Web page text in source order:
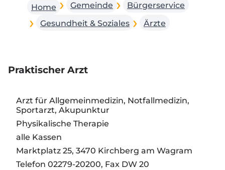
Home Gemeinde
Bürgerservice
Gesundheit & Soziales
Ärzte
Praktischer Arzt
Arzt für Allgemeinmedizin, Notfallmedizin,
Sportarzt, Akupunktur
Physikalische Therapie
alle Kassen
Marktplatz 25, 3470 Kirchberg am Wagram
Telefon 02279-20200, Fax DW 20